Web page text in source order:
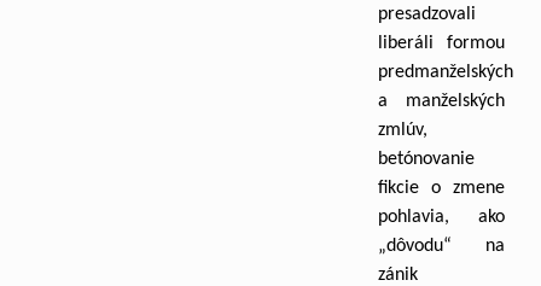
presadzovali
liberáli formou
predmanželských
a manželských
zmlúv,
betónovanie
fikcie o zmene
pohlavia, ako
„dôvodu“ na
zánik